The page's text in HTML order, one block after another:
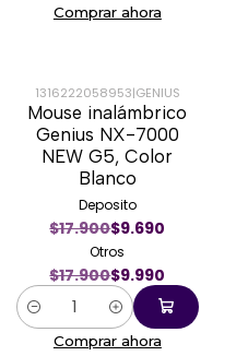
Comprar ahora
-44%
1316222058953|GENIUS
Mouse inalámbrico
Genius NX-7000
NEW G5, Color
Blanco
Deposito
$17.900$9.690
Otros
$17.900$9.990
Cantidad
Comprar ahora